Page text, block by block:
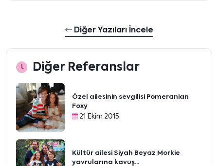
Diğer Yazıları İncele
Diğer Referanslar
Özel ailesinin sevgilisi Pomeranian
Foxy
21 Ekim 2015
Kültür ailesi Siyah Beyaz Morkie
yavrularına kavuş...